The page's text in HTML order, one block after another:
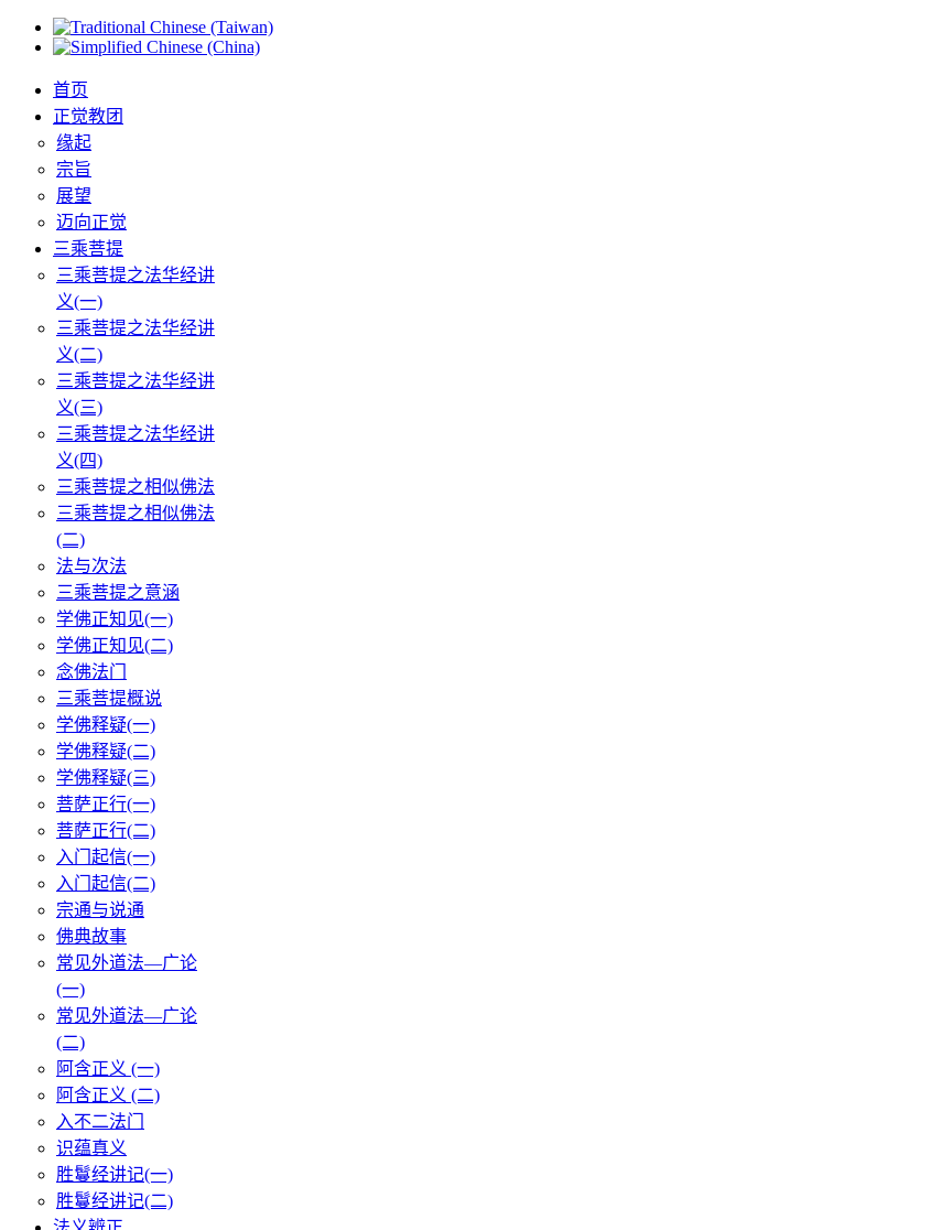
首页
正觉教团
缘起
宗旨
展望
迈向正觉
三乘菩提
三乘菩提之法华经讲
义(一)
三乘菩提之法华经讲
义(二)
三乘菩提之法华经讲
义(三)
三乘菩提之法华经讲
义(四)
三乘菩提之相似佛法
三乘菩提之相似佛法
(二)
法与次法
三乘菩提之意涵
学佛正知见(一)
学佛正知见(二)
念佛法门
三乘菩提概说
学佛释疑(一)
学佛释疑(二)
学佛释疑(三)
菩萨正行(一)
菩萨正行(二)
入门起信(一)
入门起信(二)
宗通与说通
佛典故事
常见外道法—广论
(一)
常见外道法—广论
(二)
阿含正义 (一)
阿含正义 (二)
入不二法门
识蕴真义
胜鬘经讲记(一)
胜鬘经讲记(二)